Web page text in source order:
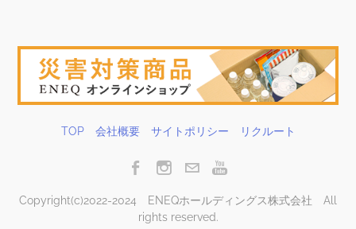
TOP 会社概要 サイトポリシー リクルート
Copyright(c)2022-2024 ENEQホールディングス株式会社 All
rights reserved.